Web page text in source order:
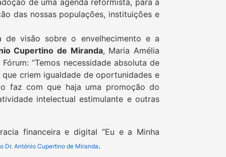
de uma agenda reformista, para a
das nossas populações, instituições e
de visão sobre o envelhecimento e a
Cupertino de Miranda, Maria Amélia
“Temos necessidade absoluta de
criem igualdade de oportunidades e
faz com que haja uma promoção do
intelectual estimulante e outras
financeira e digital “Eu e a Minha
Dr. António Cupertino de Miranda.